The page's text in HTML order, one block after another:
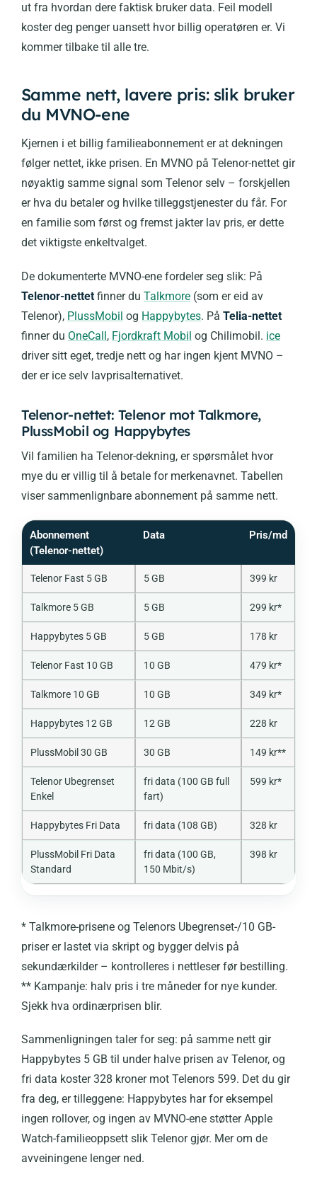
ut fra hvordan dere faktisk bruker data. Feil modell
koster deg penger uansett hvor billig operatøren er. Vi
kommer tilbake til alle tre.
Samme nett, lavere pris: slik bruker
du MVNO-ene
Kjernen i et billig familieabonnement er at dekningen
følger nettet, ikke prisen. En MVNO på Telenor-nettet gir
nøyaktig samme signal som Telenor selv – forskjellen
er hva du betaler og hvilke tilleggstjenester du får. For
en familie som først og fremst jakter lav pris, er dette
det viktigste enkeltvalget.
De dokumenterte MVNO-ene fordeler seg slik: På
Telenor-nettet finner du Talkmore (som er eid av
Telenor), PlussMobil og Happybytes. På Telia-nettet
finner du OneCall, Fjordkraft Mobil og Chilimobil. ice
driver sitt eget, tredje nett og har ingen kjent MVNO –
der er ice selv lavprisalternativet.
Telenor-nettet: Telenor mot Talkmore,
PlussMobil og Happybytes
Vil familien ha Telenor-dekning, er spørsmålet hvor
mye du er villig til å betale for merkenavnet. Tabellen
viser sammenlignbare abonnement på samme nett.
Abonnement
(Telenor-nettet)
Data Pris/md
Telenor Fast 5 GB 5 GB 399 kr
Talkmore 5 GB 5 GB 299 kr*
Happybytes 5 GB 5 GB 178 kr
Telenor Fast 10 GB 10 GB 479 kr*
Talkmore 10 GB 10 GB 349 kr*
Happybytes 12 GB 12 GB 228 kr
PlussMobil 30 GB 30 GB 149 kr**
Telenor Ubegrenset
Enkel
fri data (100 GB full
fart)
599 kr*
Happybytes Fri Data fri data (108 GB) 328 kr
PlussMobil Fri Data
Standard
fri data (100 GB,
150 Mbit/s)
398 kr
* Talkmore-prisene og Telenors Ubegrenset-/10 GB-
priser er lastet via skript og bygger delvis på
sekundærkilder – kontrolleres i nettleser før bestilling.
** Kampanje: halv pris i tre måneder for nye kunder.
Sjekk hva ordinærprisen blir.
Sammenligningen taler for seg: på samme nett gir
Happybytes 5 GB til under halve prisen av Telenor, og
fri data koster 328 kroner mot Telenors 599. Det du gir
fra deg, er tilleggene: Happybytes har for eksempel
ingen rollover, og ingen av MVNO-ene støtter Apple
Watch-familieoppsett slik Telenor gjør. Mer om de
avveiningene lenger ned.